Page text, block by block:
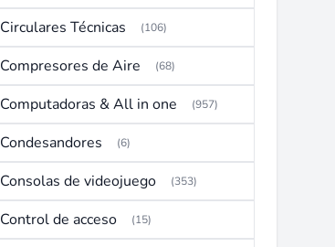
Circulares Técnicas (106)
Compresores de Aire (68)
Computadoras & All in one (957)
Condesandores (6)
Consolas de videojuego (353)
Control de acceso (15)